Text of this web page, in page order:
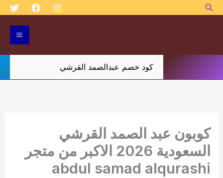
تخطيالبحث
كود خصم عبدالصمد القرشي
كوبون عبد الصمد القرشي
السعودية 2026 الاكبر من متجر
abdul samad alqurashi